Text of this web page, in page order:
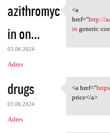
azithromyc
in on...
03.06.2024
Adres
<a
<a
href="http://
in generic
drugs
03.06.2024
Adres
<a
<a href="
price</a>